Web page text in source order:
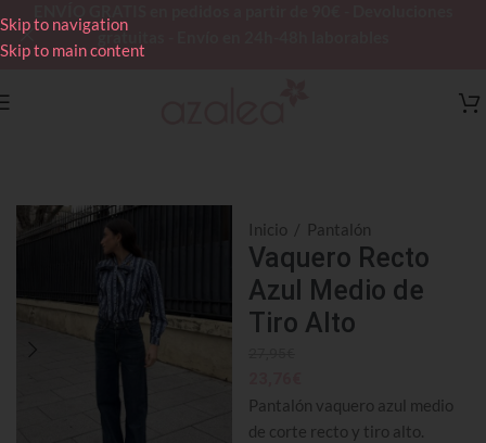
Skip to navigation
Skip to main content
gratuitas - Envío en 24h-48h laborables
Inicio / Pantalón
Vaquero Recto
Azul Medio de
Tiro Alto
Pantalón vaquero azul medio
de corte recto y tiro alto.